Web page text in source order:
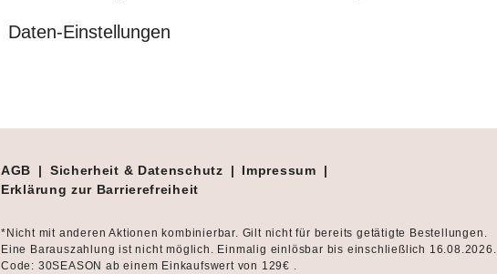
Daten-Einstellungen
AGB | Sicherheit & Datenschutz | Impressum
|
Erklärung zur Barrierefreiheit
*Nicht mit anderen Aktionen kombinierbar. Gilt nicht für bereits getätigte Bestellungen.
Eine Barauszahlung ist nicht möglich. Einmalig einlösbar bis einschließlich 16.08.2026.
Code: 30SEASON ab einem Einkaufswert von 129€ .